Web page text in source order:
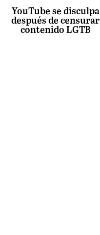
YouTube se disculpa
después de censurar
contenido LGTB